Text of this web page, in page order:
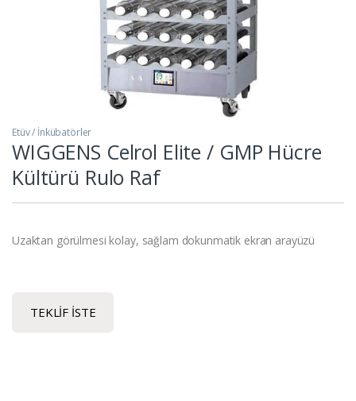
Etüv / İnkübatörler
WIGGENS Celrol Elite / GMP Hücre
Kültürü Rulo Raf
Uzaktan görülmesi kolay, sağlam dokunmatik ekran arayüzü
TEKLIF İSTE